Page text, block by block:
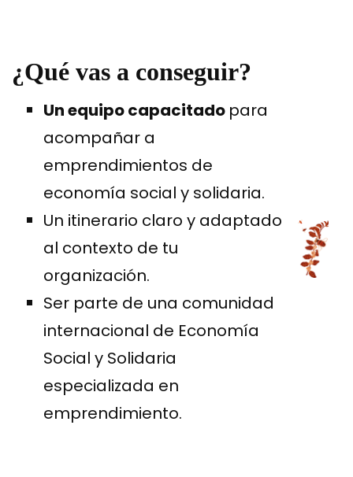
¿Qué vas a conseguir?
Un equipo capacitado para
acompañar a
emprendimientos de
economía social y solidaria.
Un itinerario claro y adaptado
al contexto de tu
organización.
Ser parte de una comunidad
internacional de Economía
Social y Solidaria
especializada en
emprendimiento.